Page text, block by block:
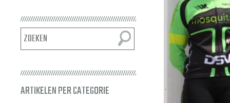
ARTIKELEN PER CATEGORIE